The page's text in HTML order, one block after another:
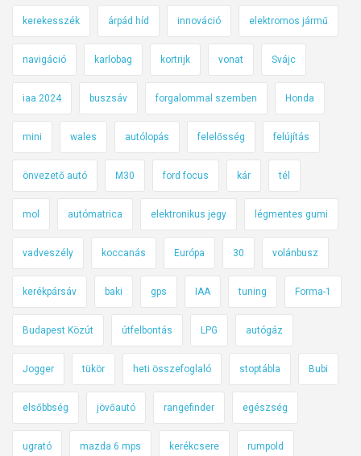
kerekesszék árpád híd innováció elektromos jármű
navigáció karlobag kortrijk vonat Svájc
iaa 2024 buszsáv forgalommal szemben Honda
mini wales autólopás felelősség felújítás
önvezető autó M30 ford focus kár tél
mol autómatrica elektronikus jegy légmentes gumi
vadveszély koccanás Európa 30 volánbusz
kerékpársáv baki gps IAA tuning Forma-1
Budapest Közút útfelbontás LPG autógáz
Jogger tükör heti összefoglaló stoptábla Bubi
elsőbbség jövőautó rangefinder egészség
ugrató mazda 6 mps kerékcsere rumpold